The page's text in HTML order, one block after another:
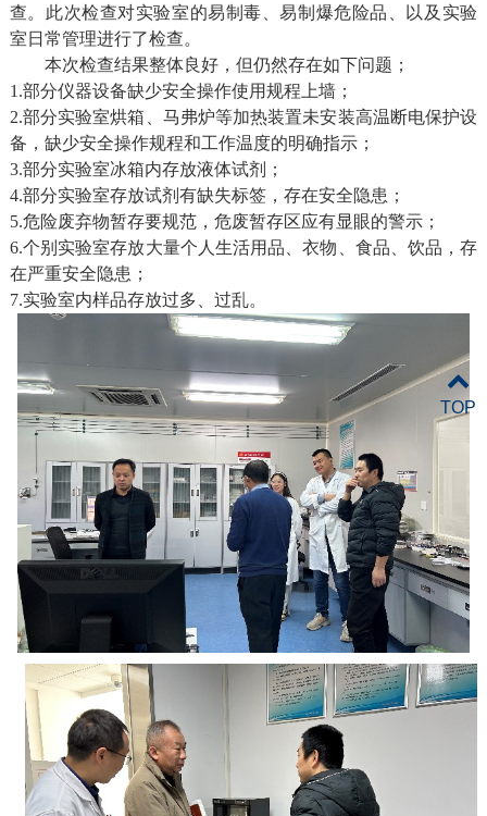
查。此次检查对实验室的易制毒、易制 爆危险品、以及实验
室日常管理进行了检查。
本次检查结果整体良好， 但仍然存在如下问题 ；
1.部分仪器设备缺少安全操作使用规程上墙；
2.部分实验室烘箱
马弗炉等加热装置未安装高温断电保护设
备 ， 缺少安全操作规程和工作温度的明确指示；
3.部分实验室冰箱内存放液体试剂
；
4.部分实验室存放试剂有缺失标签， 存在安全隐患 ；
5.危险废弃物暂存要规范， 危废暂存区应有显眼的警示；
6.个别实验室存放大量个人生活用品、衣物、食品、饮品，存
在严重安全隐患 ；
7.实验室内样品存放过多、过乱。
TOP